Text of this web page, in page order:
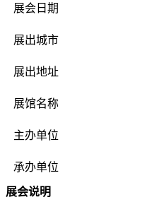
展会日期
展出城市
展出地址
展馆名称
主办单位
承办单位
展会说明